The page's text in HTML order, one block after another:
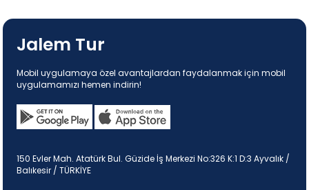
Jalem Tur
Mobil uygulamaya özel avantajlardan faydalanmak için mobil
uygulamamızı hemen indirin!
150 Evler Mah. Atatürk Bul. Güzide İş Merkezi No:326 K:1 D:3 Ayvalık /
Balıkesir / TÜRKİYE